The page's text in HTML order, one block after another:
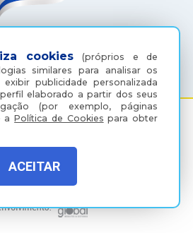
cookies (próprios e de
similares para analisar os
publicidade personalizada
elaborado a partir dos seus
(por exemplo, páginas
aPolítica de Cookies para obter
ACEITAR
(18) 3607-6500
de Privacidade